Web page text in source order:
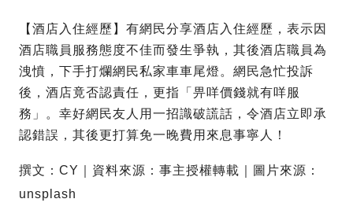
【酒店入住經歷】有網民分享酒店入住經歷，表示因
酒店職員服務態度不佳而發生爭執，其後酒店職員為
洩憤，下手打爛網民私家車車尾燈。網民急忙投訴
後，酒店竟否認責任，更指「畀咩價錢就有咩服
務」。幸好網民友人用一招識破謊話，令酒店立即承
認錯誤，其後更打算免一晚費用來息事寧人！
撰文：CY｜資料來源：事主授權轉載｜圖片來源：
unsplash